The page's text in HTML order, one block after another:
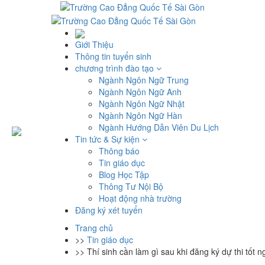
Giới Thiệu
Thông tin tuyển sinh
chương trình đào tạo
Ngành Ngôn Ngữ Trung
Ngành Ngôn Ngữ Anh
Ngành Ngôn Ngữ Nhật
Ngành Ngôn Ngữ Hàn
Ngành Hướng Dẫn Viên Du Lịch
Tin tức & Sự kiện
Thông báo
Tin giáo dục
Blog Học Tập
Thông Tư Nội Bộ
Hoạt động nhà trường
Đăng ký xét tuyển
Trang chủ
>> Tin giáo dục
>> Thí sinh cần làm gì sau khi đăng ký dự thi tốt